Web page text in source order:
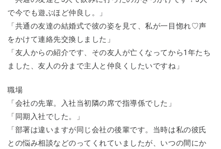
で今でも遊ぶほど仲良し。」
「共通の友達の結婚式で彼の姿を見て、私が一目惚れ♡声
をかけて連絡先交換しました」
「友人からの紹介です、その友人が亡くなってから1年たち
ました、友人の分まで主人と仲良くしたいですね」
職場
「会社の先輩。入社当初隣の席で指導係でした」
「同期入社でした。」
「部署は違いますが同じ会社の後輩です。当時は私の彼氏
との悩み相談などのってくれていましたが、いつの間にか